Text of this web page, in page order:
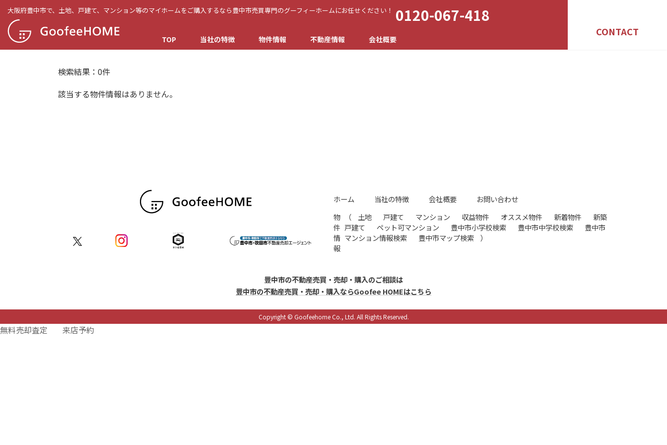
ツ
シ
0120-067-418
大阪府豊中市で、土地、戸建て、マンション等のマイホームをご購入するなら豊中市売買専門のグーフィーホームにお任せください！
CONTACT
TOP 当社の特徴 物件情報 不動産情報 会社概要
検索結果：0件
該当する物件情報はありません。
ホーム 当社の特徴 会社概要
お問い合わせ
物
件
情
報
（ 土地 戸建て マンション 収益物件 オススメ物件 新着物件
新築
戸建て
ペット可マンション 豊中市小学校検索 豊中市中学校検索
豊中市
マンション情報検索
豊中市マップ検索 ）
豊中市の不動産売買・売却・購入のご相談は
豊中市の不動産売買・売却・購入ならGoofee HOMEはこちら
Copyright © Goofeehome Co., Ltd. All Rights Reserved.
無料売却査定 来店予約